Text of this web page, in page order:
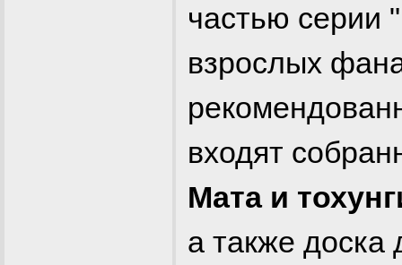
частью серии
взрослых
входят
Мата и
а также доска